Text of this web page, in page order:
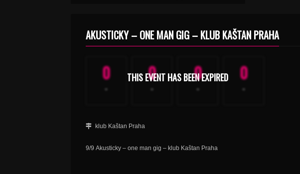
AKUSTICKY – ONE MAN GIG – KLUB KAŠTAN PRAHA
0
-
0
-
0
-
0
-
THIS EVENT HAS BEEN EXPIRED
klub Kaštan Praha
9/9 Akusticky – one man gig – klub Kaštan Praha